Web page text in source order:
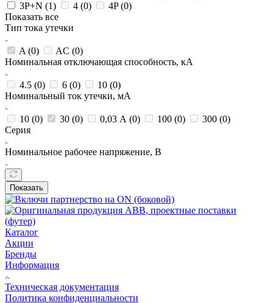
3P+N (1) 4 (0) 4P (0)
Показать все
Тип тока утечки
A (0) AC (0)
Номинальная отключающая способность, кА
4.5 (0) 6 (0) 10 (0)
Номинальный ток утечки, мА
10 (0) 30 (0) 0,03 А (0) 100 (0) 300 (0)
Серия
Номинальное рабочее напряжение, В
Показать
Каталог
Акции
Бренды
Информация
Техническая документация
Политика конфиденциальности